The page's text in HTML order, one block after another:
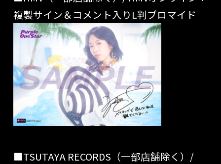
複製サイン＆コメント入りL判ブロマイド
■TSUTAYA RECORDS（一部店舗除く）/